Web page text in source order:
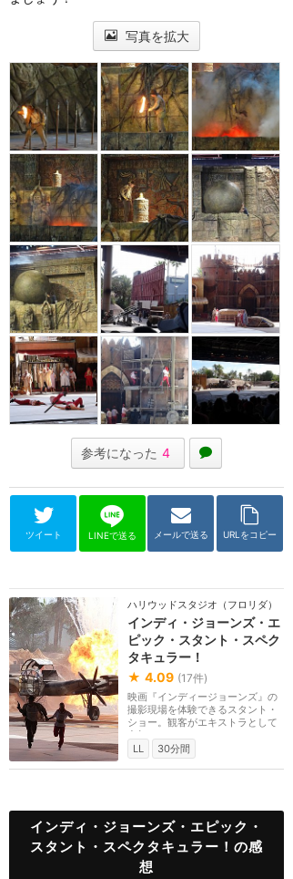
写真を拡大
参考になった 4
ツイート LINEで送る メールで送る URLをコピー
ハリウッドスタジオ（フロリダ）
インディ・ジョーンズ・エ
ピック・スタント・スペク
タキュラー！
★ 4.09 (17件)
映画『インディージョーンズ』の
撮影現場を体験できるスタント・
ショー。観客がエキストラとして
参加できるシーン...
LL
30分間
インディ・ジョーンズ・エピック・
スタント・スペクタキュラー！の感
想